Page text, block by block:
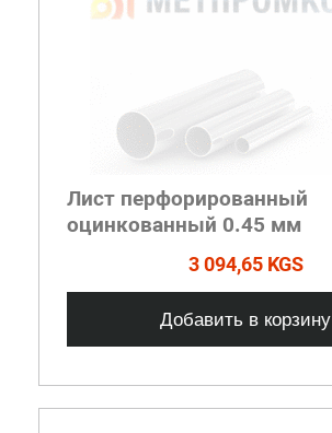
Лист перфорированный
оцинкованный 0.45 мм
3 094,65 KGS
Добавить в корзину